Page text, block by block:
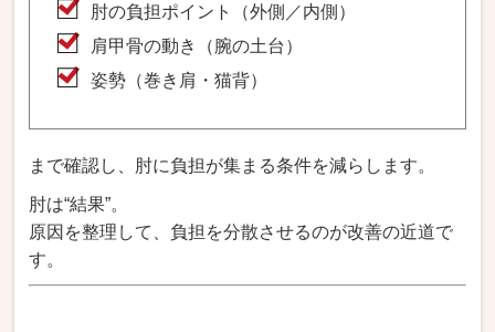
肘の負担ポイント（外側／内側）
肩甲骨の動き（腕の土台）
姿勢（巻き肩・猫背）
まで確認し、肘に負担が集まる条件を減らします。
肘は“結果”。
原因を整理して、負担を分散させるのが改善の近道で
す。